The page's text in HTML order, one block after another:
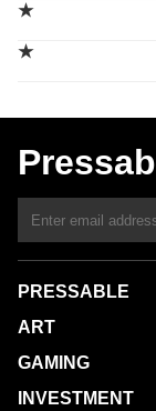
★
★
PRESSABLE
ART
GAMING
INVESTMENT